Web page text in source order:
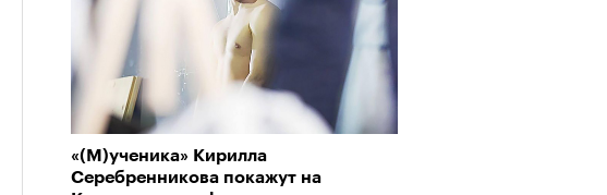
«(М)ученика» Кирилла
Серебренникова покажут на